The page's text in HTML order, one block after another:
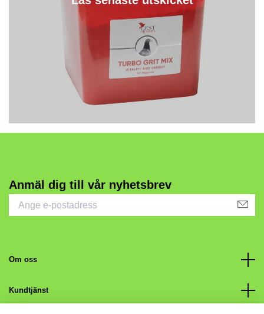
Anmäl dig till vår nyhetsbrev
Om oss
Kundtjänst